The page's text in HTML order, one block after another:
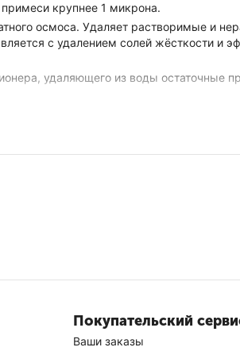
крупнее 1 микрона.
осмоса. Удаляет растворимые и
с удалением солей жёсткости и
удаляющего из воды остаточные
Покупательский
Ваши заказы